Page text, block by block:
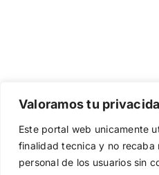
Valoramos tu
Este portal web unicamente
finalidad tecnica y no
personal de los usuarios sin
Copyright 2023 | Democracia
el funcionamiento de la web,
nuestros servicios. Puede
rechazar las no necesarias o